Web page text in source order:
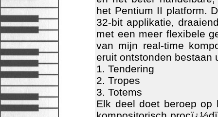
het Pentium II platform.
32-bit applikatie,
met een meer flexibele
van mijn real-time
eruit ontstonden bestaan
1. Tendering
2. Tropes
3. Totems
Elk deel doet beroep op